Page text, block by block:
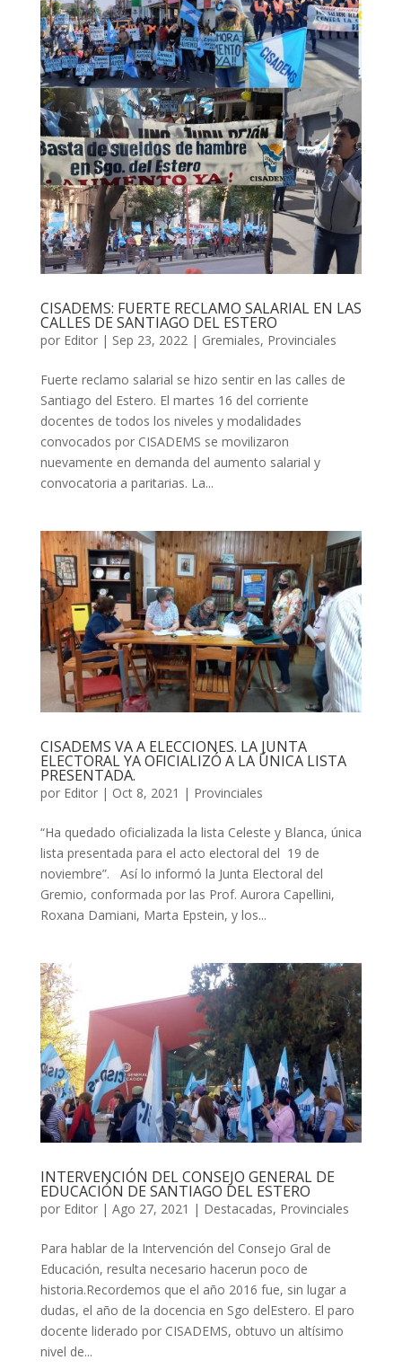
CISADEMS: FUERTE RECLAMO SALARIAL EN LAS
CALLES DE SANTIAGO DEL ESTERO
por Editor| Sep 23, 2022| Gremiales, Provinciales
Fuerte reclamo salarial se hizo sentir en las calles de
Santiago del Estero. El martes 16 del corriente
docentes de todos los niveles y modalidades
convocados por CISADEMS se movilizaron
nuevamente en demanda del aumento salarial y
convocatoria a paritarias. La...
CISADEMS VA A ELECCIONES. LA JUNTA
ELECTORAL YA OFICIALIZÓ A LA ÚNICA LISTA
PRESENTADA.
por Editor| Oct 8, 2021 | Provinciales
“Ha quedado oficializada la lista Celeste y Blanca, única
lista presentada para el acto electoral del 19 de
noviembre”. Así lo informó la Junta Electoral del
Gremio, conformada por las Prof. Aurora Capellini,
Roxana Damiani, Marta Epstein, y los...
INTERVENCIÓN DEL CONSEJO GENERAL DE
EDUCACIÓN DE SANTIAGO DEL ESTERO
por Editor| Ago 27, 2021 | Destacadas, Provinciales
Para hablar de la Intervención del Consejo Gral de
Educación, resulta necesario hacerun poco de
historia.Recordemos que el año 2016 fue, sin lugar a
dudas, el año de la docencia en Sgo delEstero. El paro
docente liderado por CISADEMS, obtuvo un altísimo
nivel de...